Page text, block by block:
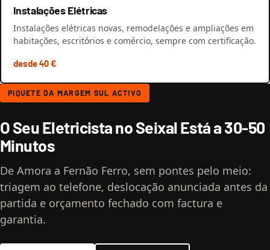
Instalações Elétricas
Instalações elétricas novas, remodelações e ampliações em
habitações, escritórios e comércio, sempre com certificação.
desde 40 €
PIQUETE DA MARGEM SUL ACTIVO
O Seu Eletricista no Seixal Está a 30-50
Minutos
De Amora a Fernão Ferro, sem pontes pelo meio:
triagem ao telefone, deslocação anunciada antes da
partida e orçamento fechado com factura e
garantia.